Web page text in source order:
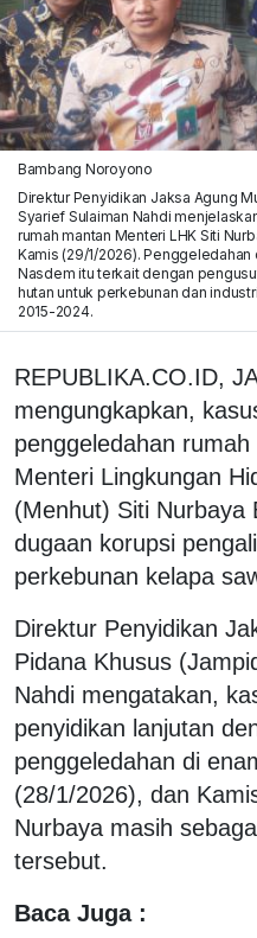
Bambang Noroyono
Direktur Penyidikan Jaksa Agung
Syarief Sulaiman Nahdi
rumah mantan Menteri LHK Siti
Kamis (29/1/2026). Penggeledahan
Nasdem itu terkait dengan
hutan untuk perkebunan dan
2015-2024.
REPUBLIKA.CO.ID,
mengungkapkan,
penggeledahan
Menteri Lingkungan
(Menhut) Siti Nurbaya
dugaan korupsi
perkebunan kelapa
Direktur Penyidikan
Pidana Khusus
Nahdi mengatakan,
penyidikan lanjutan
penggeledahan di
(28/1/2026), dan
Nurbaya masih
tersebut.
Baca Juga :